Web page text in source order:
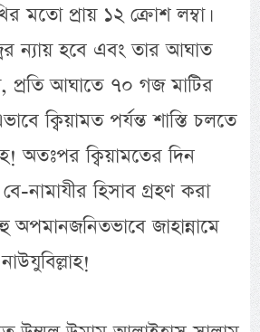
মতো প্রায় ১২ ক্রোশ লম্বা।
ন্যায় হবে এবং তার আঘাত
প্রতি আঘাতে ৭০ গজ মাটির
ক্বিয়ামত পর্যন্ত শাস্তি চলতে
অতঃপর ক্বিয়ামতের দিন
নামাযীর হিসাব গ্রহণ করা
জাহান্নামে